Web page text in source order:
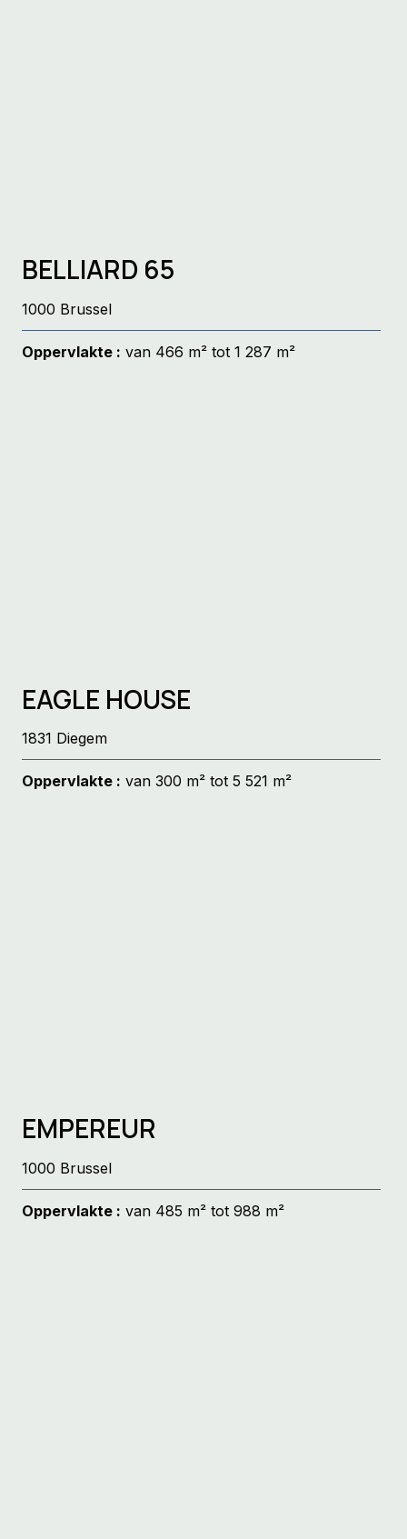
BELLIARD 65
1000 Brussel
Oppervlakte : van 466 m² tot 1 287 m²
EAGLE HOUSE
1831 Diegem
Oppervlakte : van 300 m² tot 5 521 m²
EMPEREUR
1000 Brussel
Oppervlakte : van 485 m² tot 988 m²